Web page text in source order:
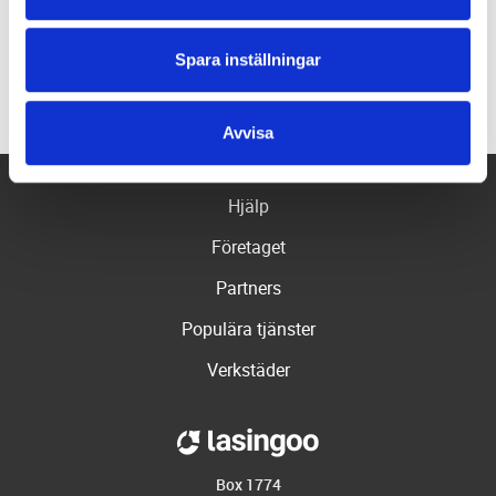
Spara inställningar
Avvisa
Bromsbyte Ljuskontroll
Se fler
Hjälp
Företaget
Partners
Populära tjänster
Verkstäder
Box 1774